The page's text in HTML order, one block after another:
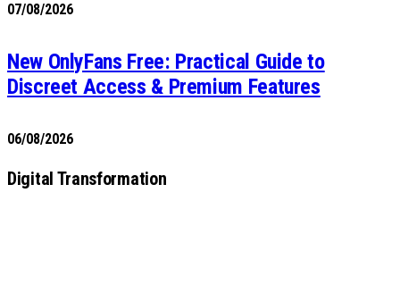
07/08/2026
New OnlyFans Free: Practical Guide to
Discreet Access & Premium Features
06/08/2026
Digital Transformation